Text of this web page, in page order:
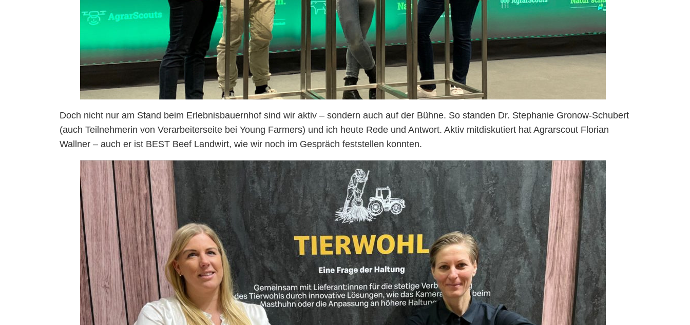
Doch nicht nur am Stand beim Erlebnisbauernhof sind wir aktiv – sondern auch auf der Bühne. So standen Dr. Stephanie Gronow-Schubert
(auch Teilnehmerin von Verarbeiterseite bei Young Farmers) und ich heute Rede und Antwort. Aktiv mitdiskutiert hat Agrarscout Florian
Wallner – auch er ist BEST Beef Landwirt, wie wir noch im Gespräch feststellen konnten.